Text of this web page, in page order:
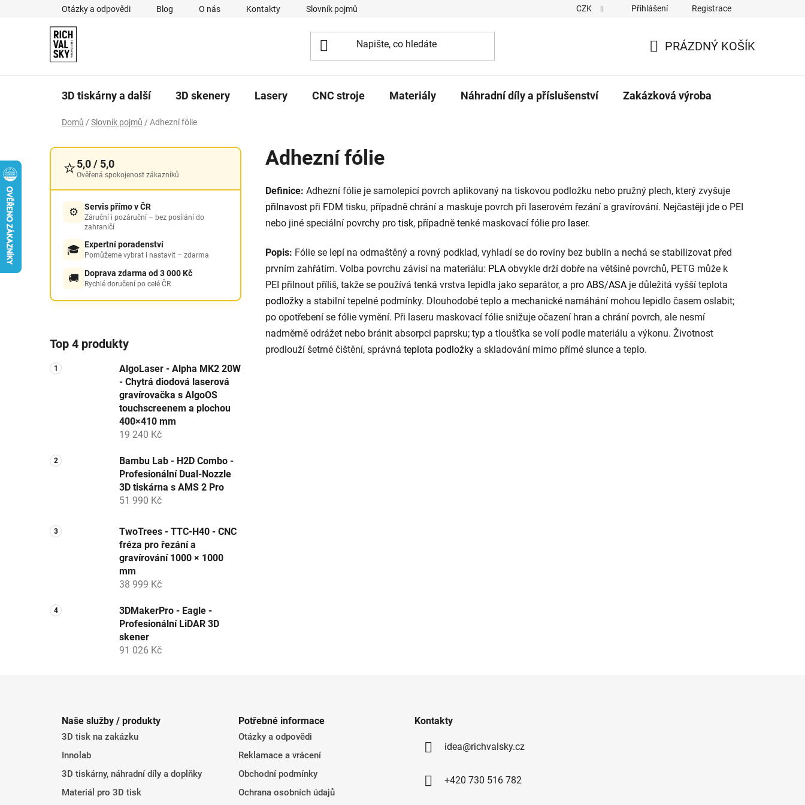
Otázky a odpovědi Blog O nás Kontakty Slovník pojmů CZK Přihlášení Registrace
KOŠÍK
PRÁZDNÝ KOŠÍK
3D tiskárny a další 3D skenery Lasery CNC stroje Materiály Náhradní díly a příslušenství Zakázková výroba
Domů / Slovník pojmů / Adhezní fólie
o
t
a
l
⭐5,0 / 5,0
Ověřená spokojenost zákazníků
⚙️ Servis přímo v ČR
Záruční i pozáruční – bez posílání do
zahraničí
🎓 Expertní poradenství
Pomůžeme vybrat i nastavit – zdarma
🚚 Doprava zdarma od 3 000 Kč
Rychlé doručení po celé ČR
Top 4 produkty
AlgoLaser - Alpha MK2 20W
- Chytrá diodová laserová
gravírovačka s AlgoOS
touchscreenem a plochou
400×410 mm
19 240 Kč
Bambu Lab - H2D Combo -
Profesionální Dual-Nozzle
3D tiskárna s AMS 2 Pro
51 990 Kč
TwoTrees - TTC-H40 - CNC
fréza pro řezání a
gravírování 1000 × 1000
mm
38 999 Kč
3DMakerPro - Eagle -
Profesionální LiDAR 3D
skener
91 026 Kč
Adhezní fólie
Definice: Adhezní fólie je samolepicí povrch aplikovaný na tiskovou podložku nebo pružný plech, který zvyšuje
přilnavost při FDM tisku, případně chrání a maskuje povrch při laserovém řezání a gravírování. Nejčastěji jde o PEI
nebo jiné speciální povrchy pro tisk, případně tenké maskovací fólie pro laser.
Popis: Fólie se lepí na odmaštěný a rovný podklad, vyhladí se do roviny bez bublin a nechá se stabilizovat před
prvním zahřátím. Volba povrchu závisí na materiálu: PLA obvykle drží dobře na většině povrchů, PETG může k
PEI přilnout příliš, takže se používá tenká vrstva lepidla jako separátor, a pro ABS/ASA je důležitá vyšší teplota
podložky a stabilní tepelné podmínky. Dlouhodobé teplo a mechanické namáhání mohou lepidlo časem oslabit;
po opotřebení se fólie vymění. Při laseru maskovací fólie snižuje očazení hran a chrání povrch, ale nesmí
nadměrně odrážet nebo bránit absorpci paprsku; typ a tloušťka se volí podle materiálu a výkonu. Životnost
prodlouží šetrné čištění, správná teplota podložky a skladování mimo přímé slunce a teplo.
Naše služby / produkty
3D tisk na zakázku
Innolab
3D tiskárny, náhradní díly a doplňky
Materiál pro 3D tisk
Potřebné informace
Otázky a odpovědi
Reklamace a vrácení
Obchodní podmínky
Ochrana osobních údajů
Kontakty
idea@richvalsky.cz
+420 730 516 782